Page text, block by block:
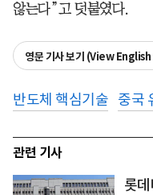
않는다”고 덧붙였다.
영문 기사 보기 (View
반도체 핵심기술 중국
관련 기사
롯